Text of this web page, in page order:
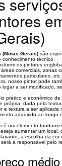
(Minas Gerais) são
técnico.
os pintores
comerciais, zonas
particulares, etc.
nosso pintor pode
lugar a ser modificado,
prático e econômico
própria, dada pela
e textura a ser aplicada
adquirido ao longo
é um elemento
aumentar um local,
a escolha da cor
a responsável pelo